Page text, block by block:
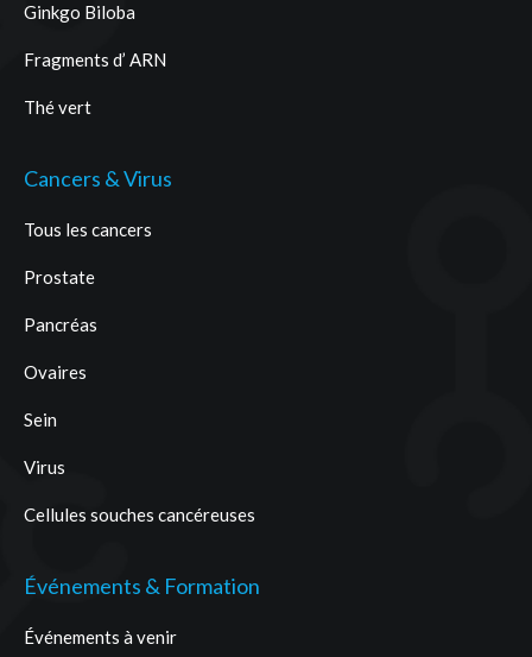
Ginkgo Biloba
Fragments d’ ARN
Thé vert
Cancers & Virus
Tous les cancers
Prostate
Pancréas
Ovaires
Sein
Virus
Cellules souches cancéreuses
Événements & Formation
Événements à venir